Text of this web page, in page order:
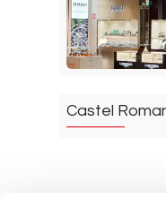
Castel